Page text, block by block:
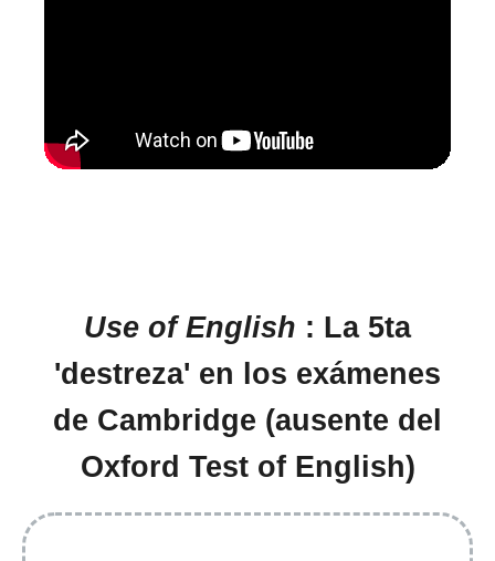
Use of English : La 5ta
'destreza' en los exámenes
de Cambridge (ausente del
Oxford Test of English)